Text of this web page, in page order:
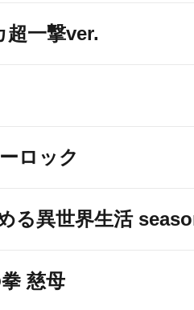
超一撃ver.
ロック
る異世界生活
慈母